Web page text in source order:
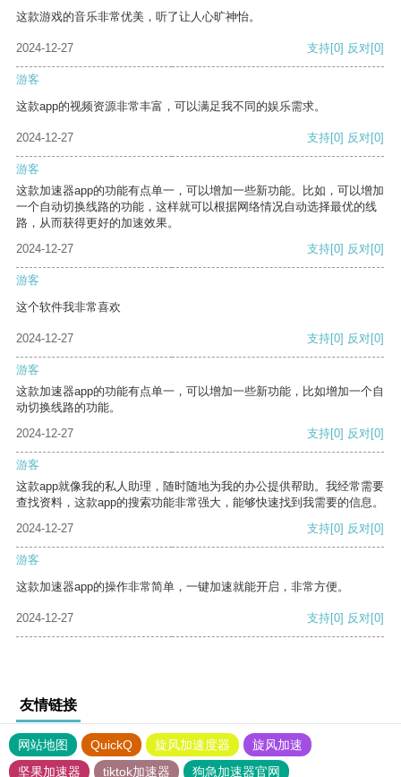
这款游戏的音乐非常优美，听了让人心旷神怡。
2024-12-27 支持[0] 反对[0]
游客
这款app的视频资源非常丰富，可以满足我不同的娱乐需求。
2024-12-27 支持[0] 反对[0]
游客
这款加速器app的功能有点单一，可以增加一些新功能。比如，可以增加
一个自动切换线路的功能，这样就可以根据网络情况自动选择最优的线
路，从而获得更好的加速效果。
2024-12-27
支持[0] 反对[0]
游客
这个软件我非常喜欢
2024-12-27 支持[0] 反对[0]
游客
这款加速器app的功能有点单一，可以增加一些新功能，比如增加一个自
动切换线路的功能。
2024-12-27
支持[0] 反对[0]
游客
这款app就像我的私人助理，随时随地为我的办公提供帮助。我经常需要
查找资料，这款app的搜索功能非常强大，能够快速找到我需要的信息。
2024-12-27
支持[0] 反对[0]
游客
这款加速器app的操作非常简单，一键加速就能开启，非常方便。
2024-12-27 支持[0] 反对[0]
友情链接
网站地图 QuickQ 旋风加速度器
旋风加速
坚果加速器
tiktok加速器
狗急加速器官网